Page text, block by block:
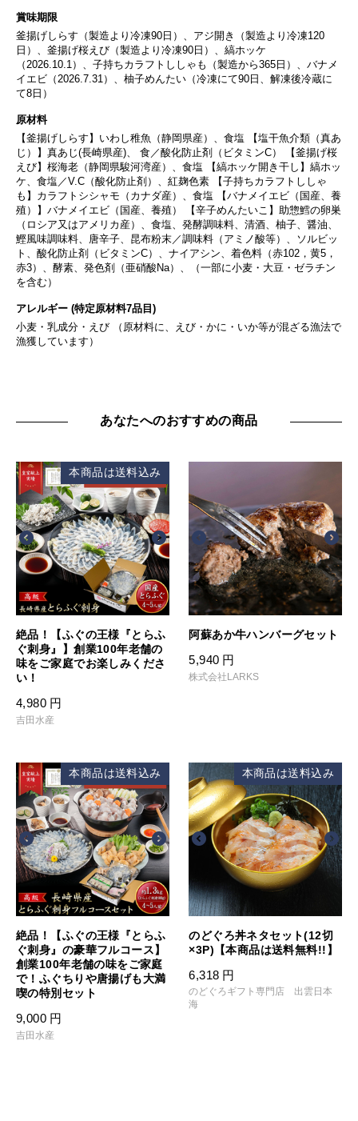
賞味期限
釜揚げしらす（製造より冷凍90日）、アジ開き（製造より冷凍120
日）、釜揚げ桜えび（製造より冷凍90日）、縞ホッケ
（2026.10.1）、子持ちカラフトししゃも（製造から365日）、バナメ
イエビ（2026.7.31）、柚子めんたい（冷凍にて90日、解凍後冷蔵に
て8日）
原材料
【釜揚げしらす】いわし稚魚（静岡県産）、食塩 【塩干魚介類（真あ
じ）】真あじ(長崎県産)、 食／酸化防止剤（ビタミンC） 【釜揚げ桜
えび】桜海老（静岡県駿河湾産）、食塩 【縞ホッケ開き干し】縞ホッ
ケ、食塩／V.C（酸化防止剤）、紅麹色素 【子持ちカラフトししゃ
も】カラフトシシャモ（カナダ産）、食塩 【バナメイエビ（国産、養
殖）】バナメイエビ（国産、養殖） 【辛子めんたいこ】助惣鱈の卵巣
（ロシア又はアメリカ産）、食塩、発酵調味料、清酒、柚子、醤油、
鰹風味調味料、唐辛子、昆布粉末／調味料（アミノ酸等）、ソルビッ
ト、酸化防止剤（ビタミンC）、ナイアシン、着色料（赤102，黄5，
赤3）、酵素、発色剤（亜硝酸Na）、（一部に小麦・大豆・ゼラチン
を含む）
アレルギー (特定原材料7品目)
小麦・乳成分・えび （原材料に、えび・かに・いか等が混ざる漁法で
漁獲しています）
あなたへのおすすめの商品
本商品は送料込み
絶品！【ふぐの王様『とらふ
ぐ刺身』】創業100年老舗の
味をご家庭でお楽しみくださ
い！
4,980 円
吉田水産
阿蘇あか牛ハンバーグセット
5,940 円
株式会社LARKS
本商品は送料込み
絶品！【ふぐの王様『とらふ
ぐ刺身』の豪華フルコース】
創業100年老舗の味をご家庭
で！ふぐちりや唐揚げも大満
喫の特別セット
9,000 円
吉田水産
本商品は送料込み
のどぐろ丼ネタセット(12切
×3P)【本商品は送料無料!!】
6,318 円
のどぐろギフト専門店 出雲日本
海